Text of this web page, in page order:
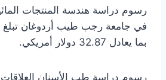
رسوم دراسة هندسة المنتجات
بما يعادل 32.87 دولار أمريكي.
رسوم دراسة طب الأسنان العلاقات